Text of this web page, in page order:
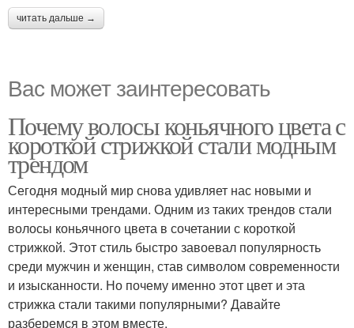
читать дальше →
Вас может заинтересовать
Почему волосы коньячного цвета с
короткой стрижкой стали модным
трендом
Сегодня модный мир снова удивляет нас новыми и
интересными трендами. Одним из таких трендов стали
волосы коньячного цвета в сочетании с короткой
стрижкой. Этот стиль быстро завоевал популярность
среди мужчин и женщин, став символом современности
и изысканности. Но почему именно этот цвет и эта
стрижка стали такими популярными? Давайте
разберемся в этом вместе.